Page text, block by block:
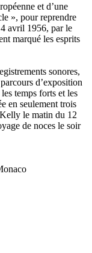
et d’une
», pour reprendre
avril 1956, par le
marqué les esprits
sonores,
d’exposition
temps forts et les
en seulement trois
le matin du 12
de noces le soir